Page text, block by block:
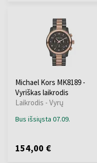
Michael Kors MK8189 -
Vyriškas laikrodis
Laikrodis - Vyrų
Bus išsiųsta 07.09.
154,00 €